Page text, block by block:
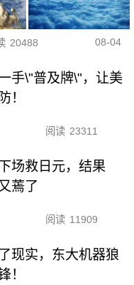
20488 08-04
手\"普及牌\"，让美
！
阅读 23311
场救日元，结果
蔫了
阅读 11909
现实，东大机器狼
！